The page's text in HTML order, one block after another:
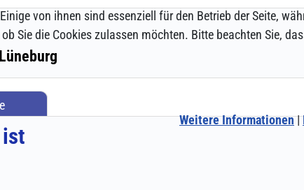
von ihnen sind essenziell für den Betrieb der Seite,
Sie die Cookies zulassen möchten. Bitte beachten Sie,
Weitere Informationen|